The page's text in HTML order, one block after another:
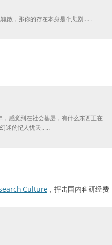
散，那你的存在本身是个悲剧……
感觉到在社会基层，有什么东西正在
迷的忋人忧天……
Culture ，抨击国内科研经费